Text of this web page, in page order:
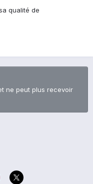
qualité de
ne peut plus recevoir